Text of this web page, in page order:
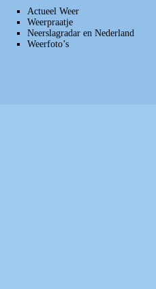
Actueel Weer
Weerpraatje
Neerslagradar en Nederland
Weerfoto’s